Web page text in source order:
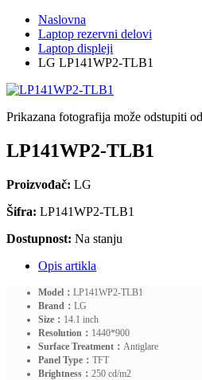
Naslovna
Laptop rezervni delovi
Laptop displeji
LG LP141WP2-TLB1
Prikazana fotografija može odstupiti
LP141WP2-TLB1
Proizvođač: LG
Šifra: LP141WP2-TLB1
Dostupnost: Na stanju
Opis artikla
Model： LP141WP2-TLB1
Brand： LG
Size： 14.1 inch
Resolution： 1440*900
Surface Treatment： Antiglare
Panel Type： TFT
Brightness： 250 cd/m2